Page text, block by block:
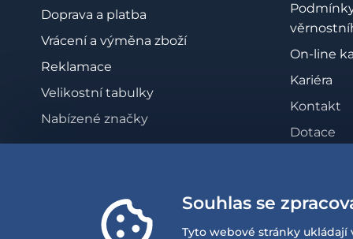
Doprava a platba
Vrácení a výměna zboží
Reklamace
Velikostní tabulky
Nabízené značky
On-line
Kariéra
Kontakt
Dotace
Souhlas se
Tyto webové stránky ukládají